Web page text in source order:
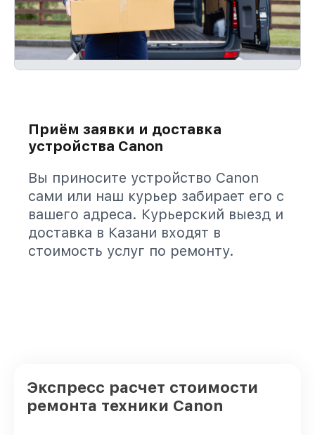
Приём заявки и доставка
устройства Canon
Вы приносите устройство Canon
сами или наш курьер забирает его с
вашего адреса. Курьерский выезд и
доставка в Казани входят в
стоимость услуг по ремонту.
Экспресс расчет стоимости
ремонта техники Canon